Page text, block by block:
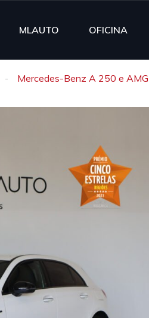
MLAUTO OFICINA
Mercedes-Benz A 250 e